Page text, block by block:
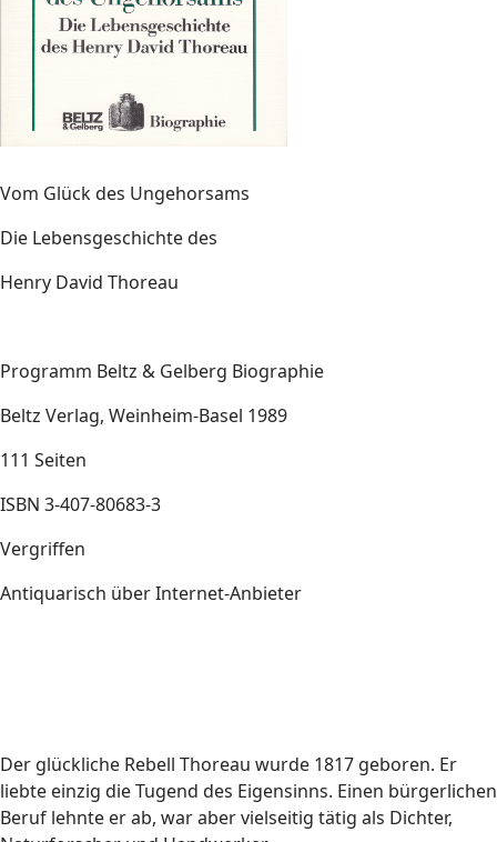
Vom Glück des Ungehorsams
Die Lebensgeschichte des
Henry David Thoreau
Programm Beltz & Gelberg Biographie
Beltz Verlag, Weinheim-Basel 1989
111 Seiten
ISBN 3-407-80683-3
Vergriffen
Antiquarisch über Internet-Anbieter
Der glückliche Rebell Thoreau wurde 1817 geboren. Er
liebte einzig die Tugend des Eigensinns. Einen bürgerlichen
Beruf lehnte er ab, war aber vielseitig tätig als Dichter,